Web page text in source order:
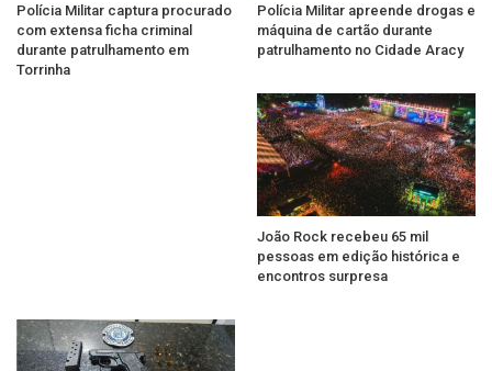
Polícia Militar captura procurado
com extensa ficha criminal
durante patrulhamento em
Torrinha
Polícia Militar apreende drogas e
máquina de cartão durante
patrulhamento no Cidade Aracy
João Rock recebeu 65 mil
pessoas em edição histórica e
encontros surpresa